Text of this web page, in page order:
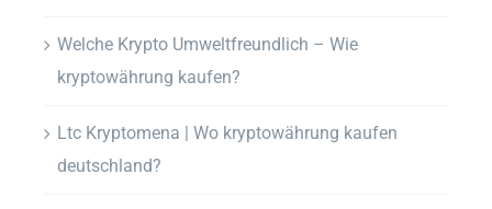
Welche Krypto Umweltfreundlich – Wie
kryptowährung kaufen?
Ltc Kryptomena | Wo kryptowährung kaufen
deutschland?